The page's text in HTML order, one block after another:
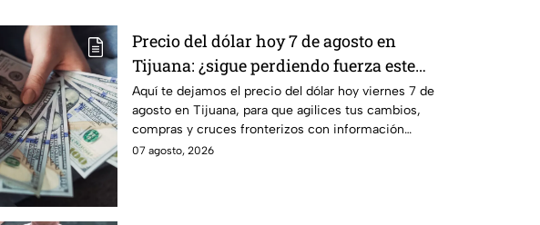
Precio del dólar hoy 7 de agosto en
Tijuana: ¿sigue perdiendo fuerza este
viernes?
Aquí te dejamos el precio del dólar hoy viernes 7 de
agosto en Tijuana, para que agilices tus cambios,
compras y cruces fronterizos con información
actualizada.
07 agosto, 2026